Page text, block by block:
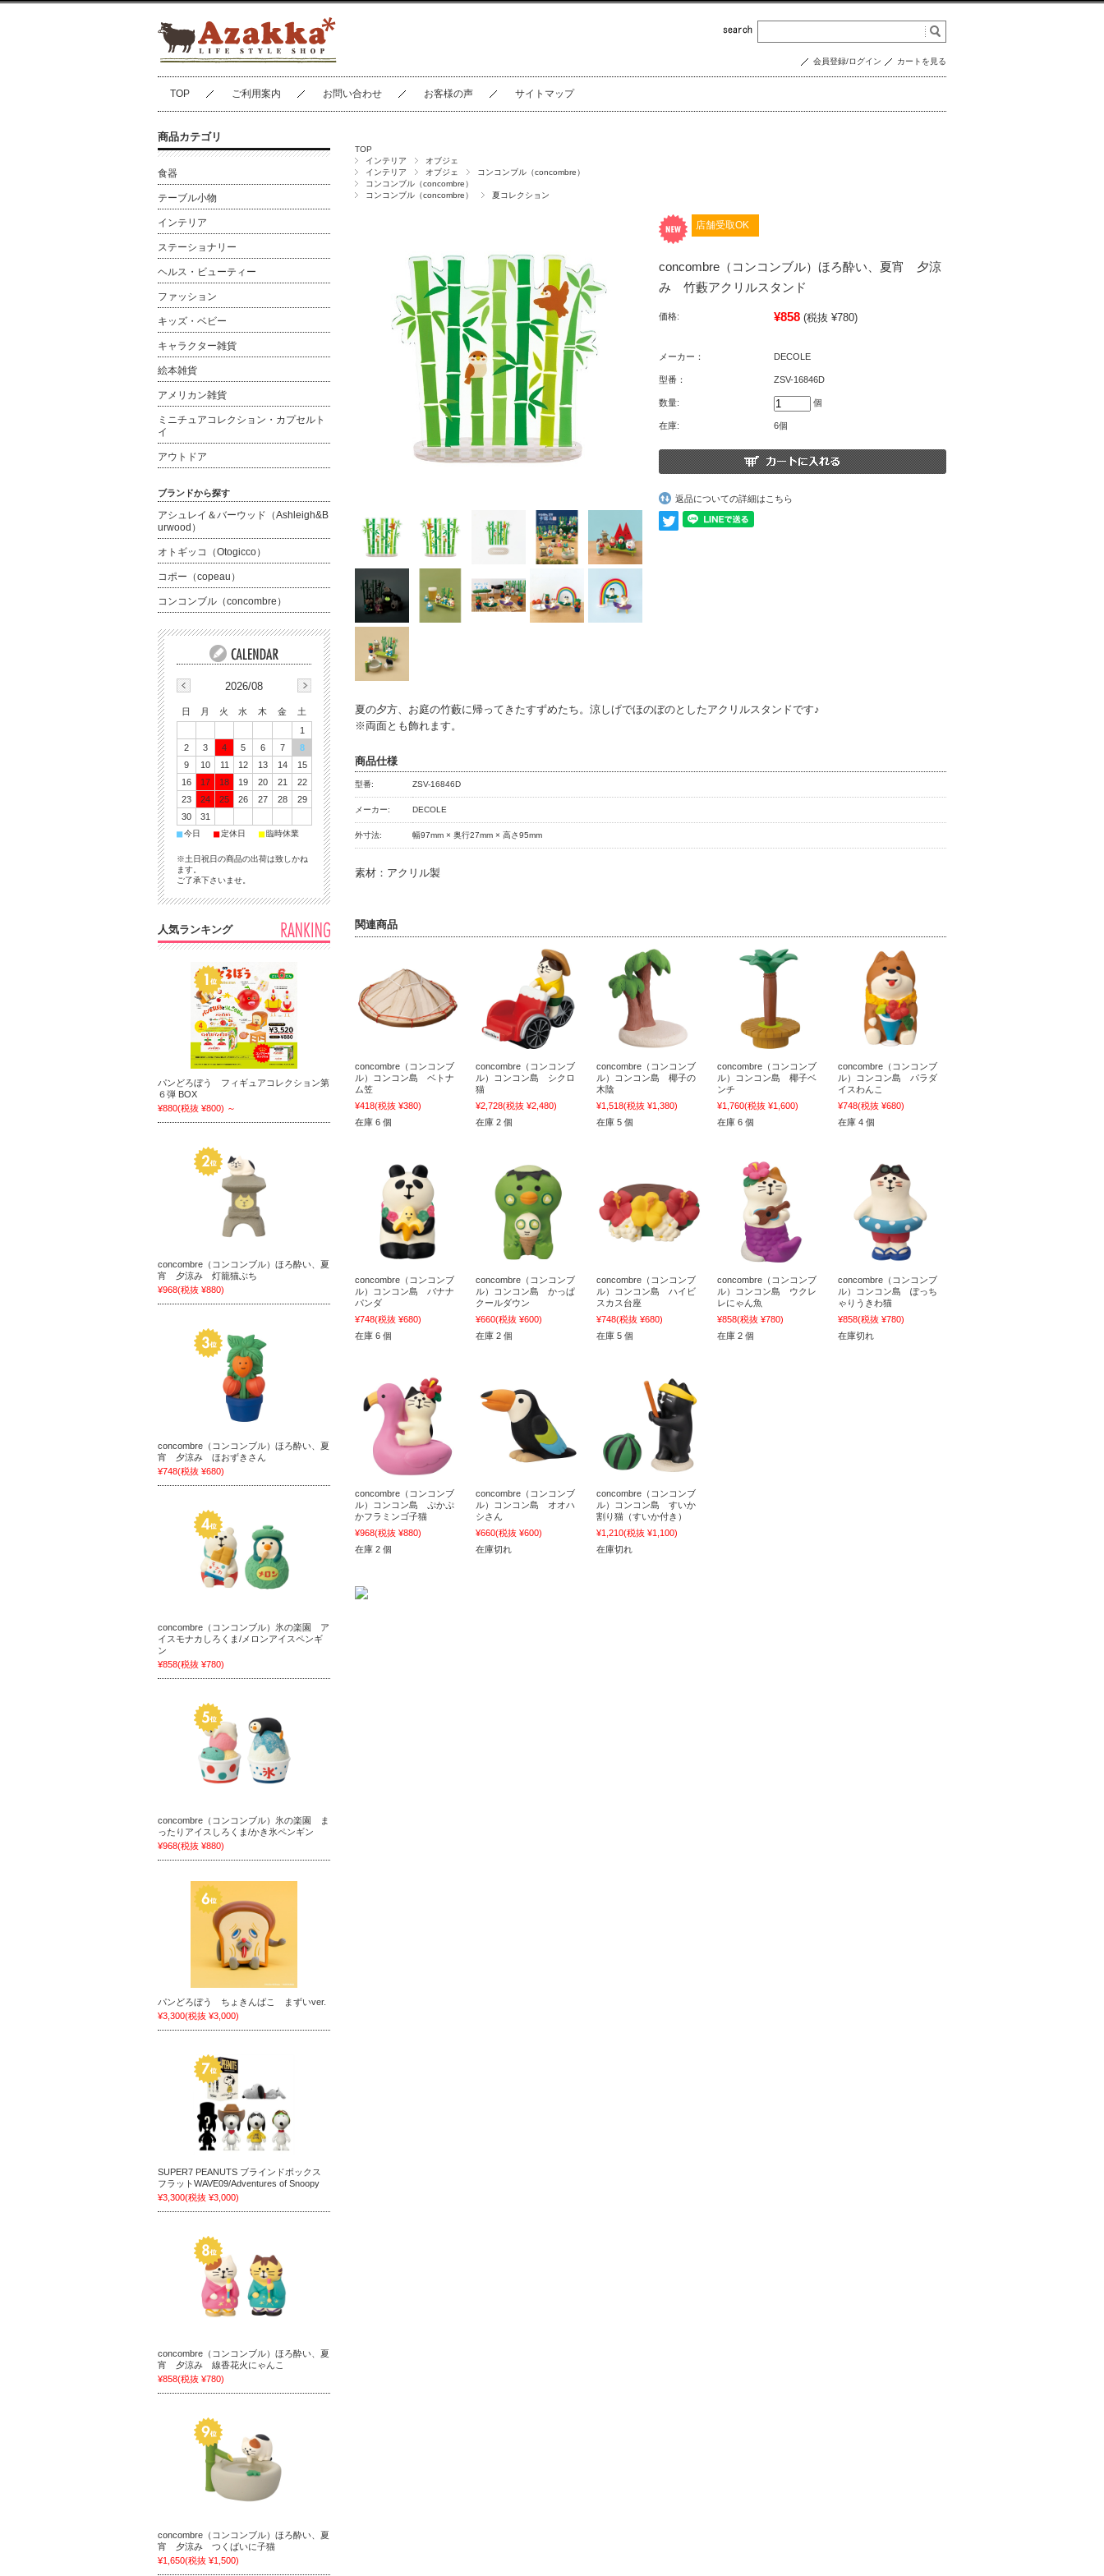
会員登録/ログイン カートを見る
TOP ご利用案内 お問い合わせ お客様の声 サイトマップ
TOP
インテリア
オブジェ
インテリア
オブジェ
コンコンブル（concombre）
コンコンブル（concombre）
コンコンブル（concombre）
夏コレクション
店舗受取OK
concombre（コンコンブル）ほろ酔い、夏宵 夕涼
み 竹藪アクリルスタンド
価格: ¥858 (税抜 ¥780)
メーカー： DECOLE
型番： ZSV-16846D
数量: 個
在庫: 6個
返品についての詳細はこちら
夏の夕方、お庭の竹藪に帰ってきたすずめたち。涼しげでほのぼのとしたアクリルスタンドです♪
※両面とも飾れます。
商品仕様
型番: ZSV-16846D
メーカー: DECOLE
外寸法: 幅97mm × 奥行27mm × 高さ95mm
素材：アクリル製
関連商品
concombre（コンコンブ
ル）コンコン島 ベトナ
ム笠
¥418(税抜 ¥380)
在庫 6 個
concombre（コンコンブ
ル）コンコン島 シクロ
猫
¥2,728(税抜 ¥2,480)
在庫 2 個
concombre（コンコンブ
ル）コンコン島 椰子の
木陰
¥1,518(税抜 ¥1,380)
在庫 5 個
concombre（コンコンブ
ル）コンコン島 椰子ベ
ンチ
¥1,760(税抜 ¥1,600)
在庫 6 個
concombre（コンコンブ
ル）コンコン島 パラダ
イスわんこ
¥748(税抜 ¥680)
在庫 4 個
concombre（コンコンブ
ル）コンコン島 バナナ
パンダ
¥748(税抜 ¥680)
在庫 6 個
concombre（コンコンブ
ル）コンコン島 かっぱ
クールダウン
¥660(税抜 ¥600)
在庫 2 個
concombre（コンコンブ
ル）コンコン島 ハイビ
スカス台座
¥748(税抜 ¥680)
在庫 5 個
concombre（コンコンブ
ル）コンコン島 ウクレ
レにゃん魚
¥858(税抜 ¥780)
在庫 2 個
concombre（コンコンブ
ル）コンコン島 ぽっち
ゃりうきわ猫
¥858(税抜 ¥780)
在庫切れ
concombre（コンコンブ
ル）コンコン島 ぷかぷ
かフラミンゴ子猫
¥968(税抜 ¥880)
在庫 2 個
concombre（コンコンブ
ル）コンコン島 オオハ
シさん
¥660(税抜 ¥600)
在庫切れ
concombre（コンコンブ
ル）コンコン島 すいか
割り猫（すいか付き）
¥1,210(税抜 ¥1,100)
在庫切れ
商品カテゴリ
食器
テーブル小物
インテリア
ステーショナリー
ヘルス・ビューティー
ファッション
キッズ・ベビー
キャラクター雑貨
絵本雑貨
アメリカン雑貨
ミニチュアコレクション・カプセルト
イ
アウトドア
ブランドから探す
アシュレイ＆バーウッド（Ashleigh&B
urwood）
オトギッコ（Otogicco）
コポー（copeau）
コンコンブル（concombre）
2026/08
日 月 火 水 木 金
土
1
2
3 4 5 6 7
8
9
10 11 12 13 14
15
16
17 18 19 20 21
22
23
24 25 26 27 28
29
30
31
■今日 ■定休日 ■臨時休業
※土日祝日の商品の出荷は致しかね
ます。
ご了承下さいませ。
人気ランキング
パンどろぼう フィギュアコレクション第
６弾 BOX
¥880(税抜 ¥800) ～
concombre（コンコンブル）ほろ酔い、夏
宵 夕涼み 灯籠猫ぶち
¥968(税抜 ¥880)
concombre（コンコンブル）ほろ酔い、夏
宵 夕涼み ほおずきさん
¥748(税抜 ¥680)
concombre（コンコンブル）氷の楽園 ア
イスモナカしろくま/メロンアイスペンギ
ン
¥858(税抜 ¥780)
concombre（コンコンブル）氷の楽園 ま
ったりアイスしろくま/かき氷ペンギン
¥968(税抜 ¥880)
パンどろぼう ちょきんばこ まずいver.
¥3,300(税抜 ¥3,000)
SUPER7 PEANUTS ブラインドボックス
フラットWAVE09/Adventures of Snoopy
¥3,300(税抜 ¥3,000)
concombre（コンコンブル）ほろ酔い、夏
宵 夕涼み 線香花火にゃんこ
¥858(税抜 ¥780)
concombre（コンコンブル）ほろ酔い、夏
宵 夕涼み つくばいに子猫
¥1,650(税抜 ¥1,500)